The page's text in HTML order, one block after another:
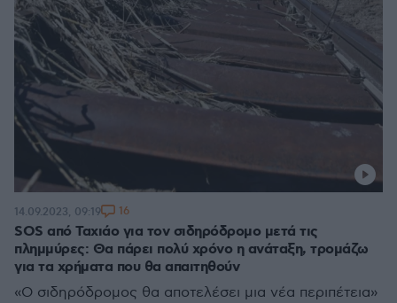
SOS από Ταχιάο για τον σιδηρόδρομο μετά τις
πλημμύρες: Θα πάρει πολύ χρόνο η ανάταξη, τρομάζω
για τα χρήματα που θα απαιτηθούν
«Ο σιδηρόδρομος θα αποτελέσει μια νέα περιπέτεια»
14.09.2023, 09:19 16